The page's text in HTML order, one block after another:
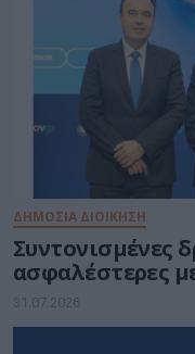
ΔΗΜΟΣΙΑ ΔΙΟΙΚΗΣΗ
Συντονισμένες
ασφαλέστερες
31.07.2026